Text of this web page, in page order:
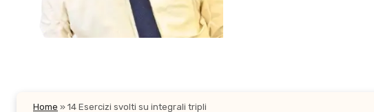
Home » 14 Esercizi svolti su integrali tripli